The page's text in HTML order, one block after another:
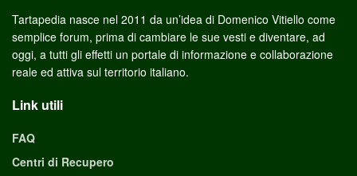
Tartapedia nasce nel 2011 da un’idea di Domenico Vitiello come
semplice forum, prima di cambiare le sue vesti e diventare, ad
oggi, a tutti gli effetti un portale di informazione e collaborazione
reale ed attiva sul territorio italiano.
Link utili
FAQ
Centri di Recupero